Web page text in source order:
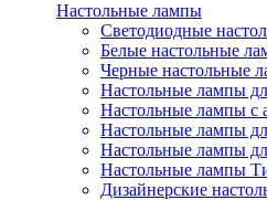
Настольные лампы
Светодиодные
Белые настольные
Черные настольные
Настольные лампы
Настольные лампы с
Настольные лампы
Настольные лампы
Настольные лампы
Дизайнерские